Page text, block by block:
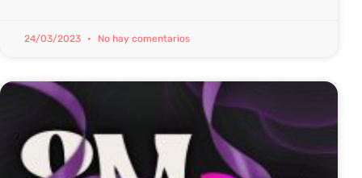
24/03/2023 No hay comentarios